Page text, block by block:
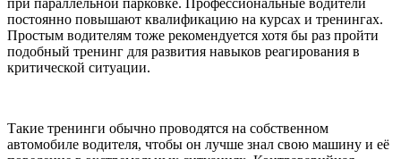
при параллельной парковке. Профессиональные водители
постоянно повышают квалификацию на курсах и тренингах.
Простым водителям тоже рекомендуется хотя бы раз пройти
подобный тренинг для развития навыков реагирования в
критической ситуации.
Такие тренинги обычно проводятся на собственном
автомобиле водителя, чтобы он лучше знал свою машину и её